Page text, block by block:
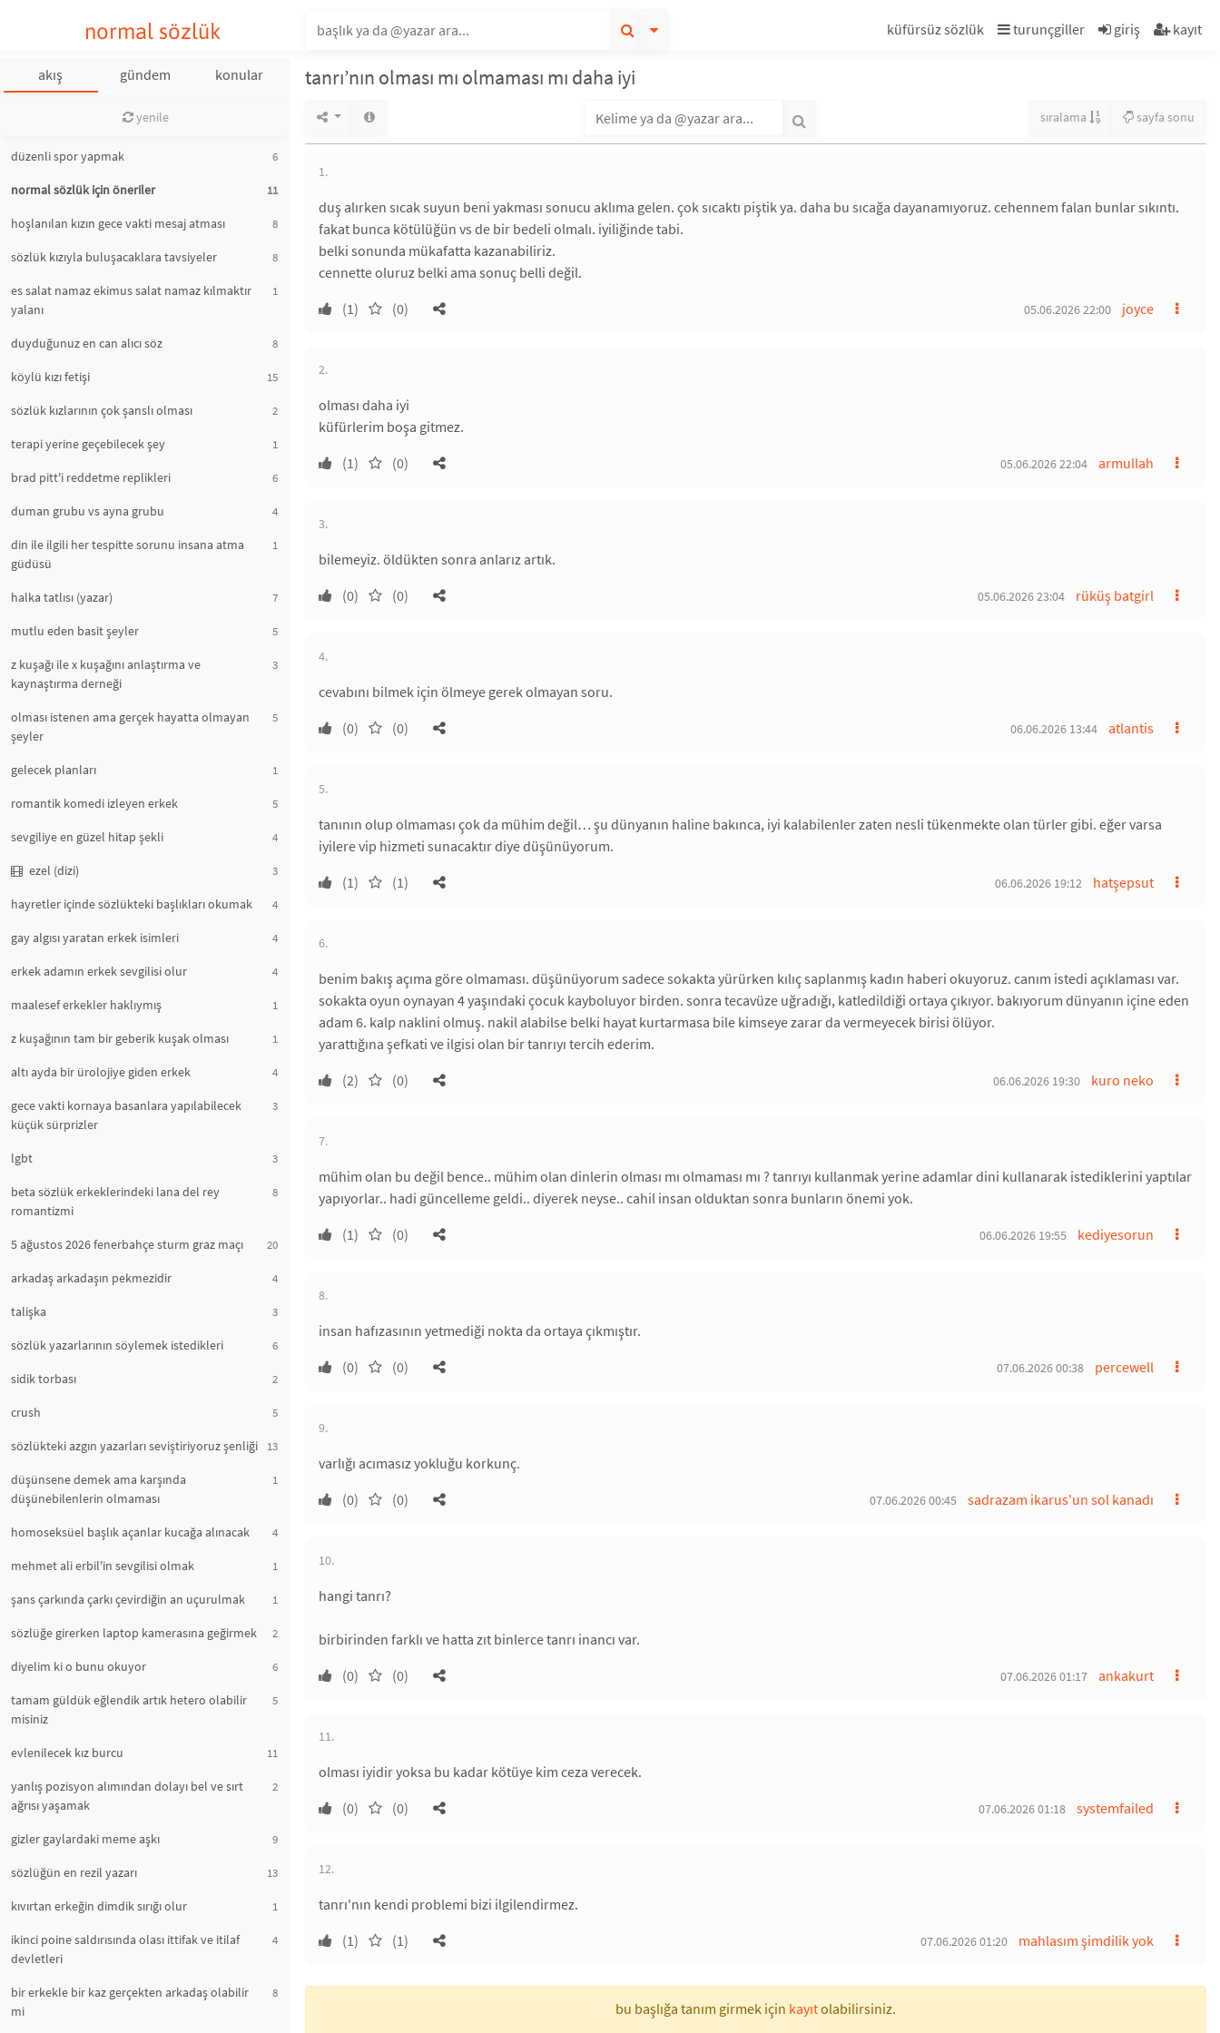
normal sözlük küfürsüz sözlük turunçgiller giriş kayıt
akış gündem konular
yenile
düzenli spor yapmak 6
normal sözlük için öneriler 11
hoşlanılan kızın gece vakti mesaj atması 8
sözlük kızıyla buluşacaklara tavsiyeler 8
es salat namaz ekimus salat namaz kılmaktır
yalanı
1
duyduğunuz en can alıcı söz 8
köylü kızı fetişi 15
sözlük kızlarının çok şanslı olması 2
terapi yerine geçebilecek şey 1
brad pitt'i reddetme replikleri 6
duman grubu vs ayna grubu 4
din ile ilgili her tespitte sorunu insana atma
güdüsü
1
halka tatlısı (yazar) 7
mutlu eden basit şeyler 5
z kuşağı ile x kuşağını anlaştırma ve
kaynaştırma derneği
3
olması istenen ama gerçek hayatta olmayan
şeyler
5
gelecek planları 1
romantik komedi izleyen erkek 5
sevgiliye en güzel hitap şekli 4
ezel (dizi) 3
hayretler içinde sözlükteki başlıkları okumak 4
gay algısı yaratan erkek isimleri 4
erkek adamın erkek sevgilisi olur 4
maalesef erkekler haklıymış 1
z kuşağının tam bir geberik kuşak olması 1
altı ayda bir ürolojiye giden erkek 4
gece vakti kornaya basanlara yapılabilecek
küçük sürprizler
3
lgbt 3
beta sözlük erkeklerindeki lana del rey
romantizmi
8
5 ağustos 2026 fenerbahçe sturm graz maçı 20
arkadaş arkadaşın pekmezidir 4
talişka 3
sözlük yazarlarının söylemek istedikleri 6
sidik torbası 2
crush 5
sözlükteki azgın yazarları seviştiriyoruz şenliği 13
düşünsene demek ama karşında
düşünebilenlerin olmaması
1
homoseksüel başlık açanlar kucağa alınacak 4
mehmet ali erbil'in sevgilisi olmak 1
şans çarkında çarkı çevirdiğin an uçurulmak 1
sözlüğe girerken laptop kamerasına geğirmek 2
diyelim ki o bunu okuyor 6
tamam güldük eğlendik artık hetero olabilir
misiniz
5
evlenilecek kız burcu 11
yanlış pozisyon alımından dolayı bel ve sırt
ağrısı yaşamak
2
gizler gaylardaki meme aşkı 9
sözlüğün en rezil yazarı 13
kıvırtan erkeğin dimdik sırığı olur 1
ikinci poine saldırısında olası ittifak ve itilaf
devletleri
4
bir erkekle bir kaz gerçekten arkadaş olabilir
mi
8
tanrı’nın olması mı olmaması mı daha iyi
sıralama sayfa sonu
1.
duş alırken sıcak suyun beni yakması sonucu aklıma gelen. çok sıcaktı piştik ya. daha bu sıcağa dayanamıyoruz. cehennem falan bunlar sıkıntı.
fakat bunca kötülüğün vs de bir bedeli olmalı. iyiliğinde tabi.
belki sonunda mükafatta kazanabiliriz.
cennette oluruz belki ama sonuç belli değil.
(1)
(0) joyce
05.06.2026 22:00
2.
olması daha iyi
küfürlerim boşa gitmez.
(1)
(0) armullah
05.06.2026 22:04
3.
bilemeyiz. öldükten sonra anlarız artık.
(0)
(0) rüküş batgirl
05.06.2026 23:04
4.
cevabını bilmek için ölmeye gerek olmayan soru.
(0)
(0) atlantis
06.06.2026 13:44
5.
tanının olup olmaması çok da mühim değil… şu dünyanın haline bakınca, iyi kalabilenler zaten nesli tükenmekte olan türler gibi. eğer varsa
iyilere vip hizmeti sunacaktır diye düşünüyorum.
(1)
(1) hatşepsut
06.06.2026 19:12
6.
benim bakış açıma göre olmaması. düşünüyorum sadece sokakta yürürken kılıç saplanmış kadın haberi okuyoruz. canım istedi açıklaması var.
sokakta oyun oynayan 4 yaşındaki çocuk kayboluyor birden. sonra tecavüze uğradığı, katledildiği ortaya çıkıyor. bakıyorum dünyanın içine eden
adam 6. kalp naklini olmuş. nakil alabilse belki hayat kurtarmasa bile kimseye zarar da vermeyecek birisi ölüyor.
yarattığına şefkati ve ilgisi olan bir tanrıyı tercih ederim.
(2)
(0) kuro neko
06.06.2026 19:30
7.
mühim olan bu değil bence.. mühim olan dinlerin olması mı olmaması mı ? tanrıyı kullanmak yerine adamlar dini kullanarak istediklerini yaptılar
yapıyorlar.. hadi güncelleme geldi.. diyerek neyse.. cahil insan olduktan sonra bunların önemi yok.
(1)
(0) kediyesorun
06.06.2026 19:55
8.
insan hafızasının yetmediği nokta da ortaya çıkmıştır.
(0)
(0) percewell
07.06.2026 00:38
9.
varlığı acımasız yokluğu korkunç.
(0)
(0) sadrazam ikarus'un sol kanadı
07.06.2026 00:45
10.
hangi tanrı?
birbirinden farklı ve hatta zıt binlerce tanrı inancı var.
(0)
(0) ankakurt
07.06.2026 01:17
11.
olması iyidir yoksa bu kadar kötüye kim ceza verecek.
(0)
(0) systemfailed
07.06.2026 01:18
12.
tanrı'nın kendi problemi bizi ilgilendirmez.
(1)
(1) mahlasım şimdilik yok
07.06.2026 01:20
bu başlığa tanım girmek için kayıtolabilirsiniz.